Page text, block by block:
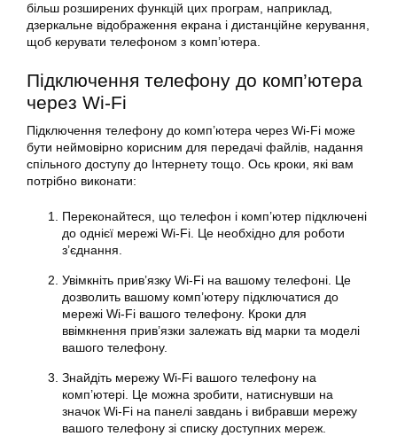
більш розширених функцій цих програм, наприклад,
дзеркальне відображення екрана і дистанційне керування,
щоб керувати телефоном з комп’ютера.
Підключення телефону до комп’ютера
через Wi-Fi
Підключення телефону до комп’ютера через Wi-Fi може
бути неймовірно корисним для передачі файлів, надання
спільного доступу до Інтернету тощо. Ось кроки, які вам
потрібно виконати:
Переконайтеся, що телефон і комп’ютер підключені
до однієї мережі Wi-Fi. Це необхідно для роботи
з’єднання.
Увімкніть прив’язку Wi-Fi на вашому телефоні. Це
дозволить вашому комп’ютеру підключатися до
мережі Wi-Fi вашого телефону. Кроки для
ввімкнення прив’язки залежать від марки та моделі
вашого телефону.
Знайдіть мережу Wi-Fi вашого телефону на
комп’ютері. Це можна зробити, натиснувши на
значок Wi-Fi на панелі завдань і вибравши мережу
вашого телефону зі списку доступних мереж.